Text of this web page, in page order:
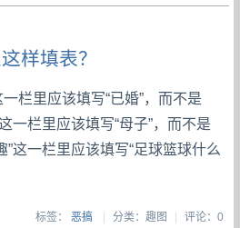
样填表？
栏里应该填写“已婚”，而不是
一栏里应该填写“母子”，而不是
”这一栏里应该填写“足球篮球什么
标签： 恶搞 | 分类：趣图 | 评论：0